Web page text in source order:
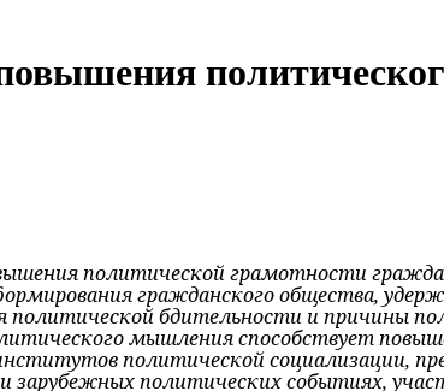
политической гра­мотности
гражданского общества,
бдительности и причины
мышления способствует
политической социализации,
зару­бежных политических событиях,